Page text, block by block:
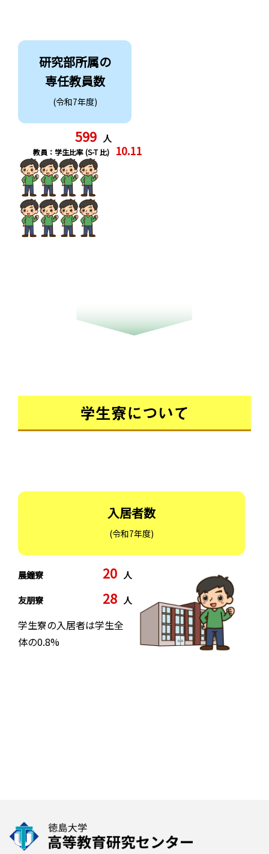
研究部所属の
専任教員数
(令和7年度)
599 人
教員：学生比率 (S-T 比) 10.11
学生寮について
入居者数
(令和7年度)
晨鐘寮 20 人
友朋寮
28 人
学生寮の入居者は学生全
体の0.8%